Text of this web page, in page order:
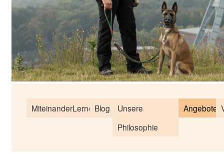
MiteinanderLernenBlog
Unsere
Philosophie
Angebote